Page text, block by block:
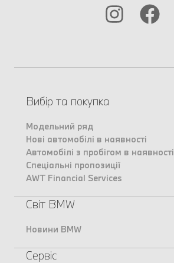
Вибір та покупка
Модельний ряд
Нові автомобілі в наявності
Автомобілі з пробігом в наявності
Спеціальні пропозиції
AWT Financial Services
Світ BMW
Новини BMW
Сервіс